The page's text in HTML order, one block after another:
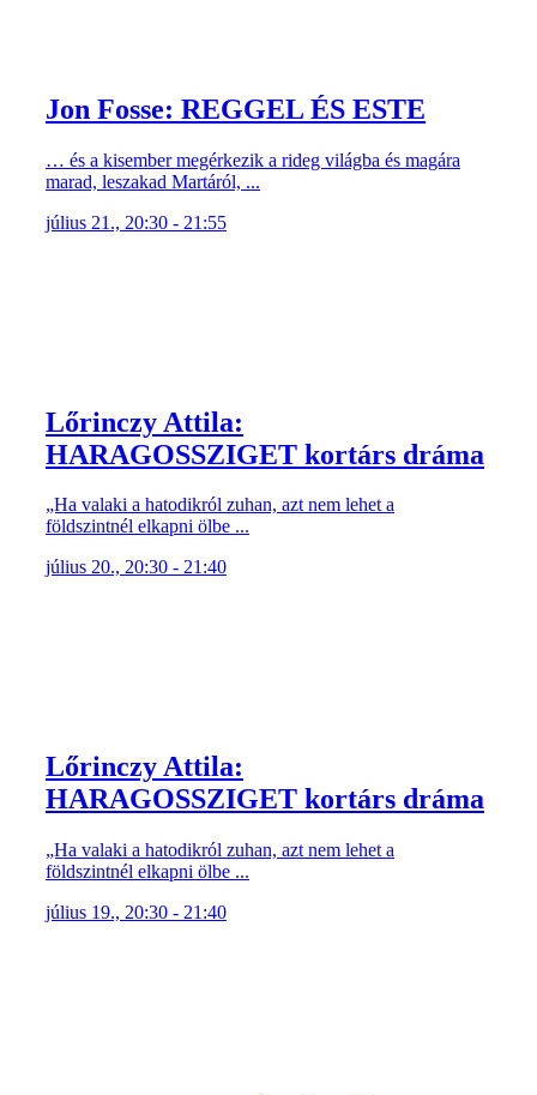
Jon Fosse: REGGEL ÉS ESTE
… és a kisember megérkezik a rideg világba és magára
marad, leszakad Martáról, ...
július 21., 20:30 - 21:55
Lőrinczy Attila:
HARAGOSSZIGET kortárs dráma
„Ha valaki a hatodikról zuhan, azt nem lehet a
földszintnél elkapni ölbe ...
július 20., 20:30 - 21:40
Lőrinczy Attila:
HARAGOSSZIGET kortárs dráma
„Ha valaki a hatodikról zuhan, azt nem lehet a
földszintnél elkapni ölbe ...
július 19., 20:30 - 21:40